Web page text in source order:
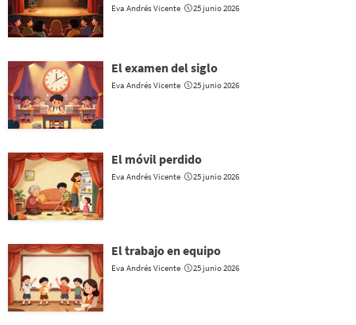
Eva Andrés Vicente 25 junio 2026
El examen del siglo
Eva Andrés Vicente 25 junio 2026
El móvil perdido
Eva Andrés Vicente 25 junio 2026
El trabajo en equipo
Eva Andrés Vicente 25 junio 2026